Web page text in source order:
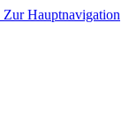
Zur Hauptnavigation